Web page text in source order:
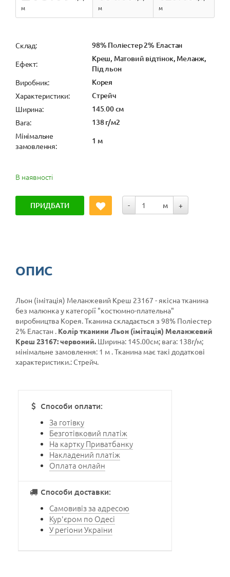
м
м
м
Cклад: 98% Поліестер 2% Еластан
Ефект:
Креш, Матовий відтінок, Меланж,
Під льон
Виробник: Корея
Характеристики: Стрейч
Ширина: 145.00 см
Вага: 138 г/м2
Мінімальне
замовлення:
1 м
В наявності
ПРИДБАТИ - м +
ОПИС
Льон (імітація) Меланжевий Креш 23167 - якісна тканина
без малюнка у категорії "костюмно-плательна"
виробництва Корея. Тканина складається з 98% Поліестер
2% Еластан . Колір тканини Льон (імітація) Меланжевий
Креш 23167: червоний. Ширина: 145.00см; вага: 138г/м;
мінімальне замовлення: 1 м . Тканина має такі додаткові
характеристики.: Стрейч.
Способи оплати:
За готівку
Безготівковий платіж
На картку Приватбанку
Накладений платіж
Оплата онлайн
Способи доставки:
Самовивіз за адресою
Кур'єром по Одесі
У регіони України